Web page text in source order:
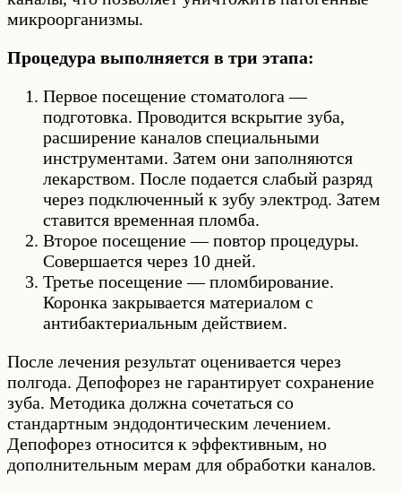
микроорганизмы.
Процедура выполняется в три этапа:
Первое посещение стоматолога —
подготовка. Проводится вскрытие зуба,
расширение каналов специальными
инструментами. Затем они заполняются
лекарством. После подается слабый разряд
через подключенный к зубу электрод. Затем
ставится временная пломба.
Второе посещение — повтор процедуры.
Совершается через 10 дней.
Третье посещение — пломбирование.
Коронка закрывается материалом с
антибактериальным действием.
После лечения результат оценивается через
полгода. Депофорез не гарантирует сохранение
зуба. Методика должна сочетаться со
стандартным эндодонтическим лечением.
Депофорез относится к эффективным, но
дополнительным мерам для обработки каналов.